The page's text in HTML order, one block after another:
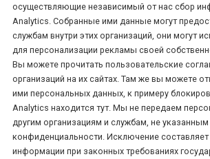
осуществляющие независимый от нас сбор
Analytics. Собранные ими данные могут
службам внутри этих организаций, они могут
для персонализации рекламы своей
Вы можете прочитать пользовательские
организаций на их сайтах. Там же вы можете
ими персональных данных, к примеру
Analytics находится тут. Мы не передаем
другим организациям и службам, не
конфиденциальности. Исключение
информации при законных требованиях
***